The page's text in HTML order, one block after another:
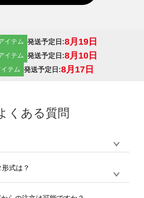
イテム 発送予定日:8月19日
イテム 発送予定日:8月10日
テム 発送予定日:8月17日
くある質問
承っております。デザインツールから
の作成から決済まで完了できます。
上やシルク印刷など、大口注文の場合
式は？